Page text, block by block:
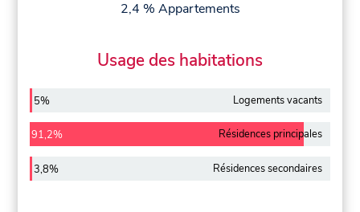
2,4 % Appartements
Usage des habitations
5% Logements vacants
91,2% Résidences principales
3,8% Résidences secondaires